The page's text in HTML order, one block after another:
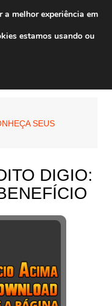
SEUS
DIGIO:
a melhor experiência em
estamos usando ou